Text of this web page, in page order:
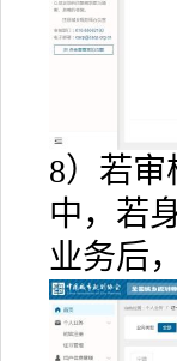
8）若
中，若
业务后